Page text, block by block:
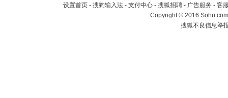
设置首页 - 搜狗输入法 - 支付中心 - 搜狐招聘 - 广告服务 - 客
Copyright©2016
搜狐不良信息举